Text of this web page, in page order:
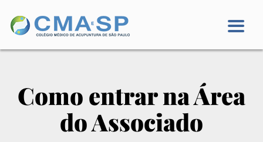
Como entrar na Área
do Associado